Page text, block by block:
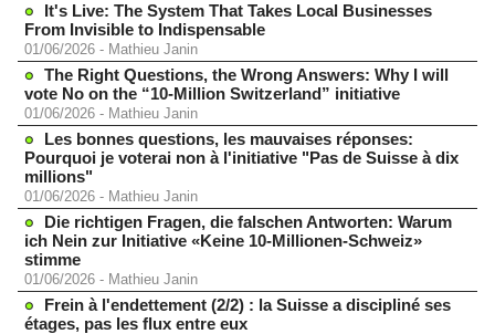
It's Live: The System That Takes Local Businesses
From Invisible to Indispensable
01/06/2026 - Mathieu Janin
The Right Questions, the Wrong Answers: Why I will
vote No on the “10-Million Switzerland” initiative
01/06/2026 - Mathieu Janin
Les bonnes questions, les mauvaises réponses:
Pourquoi je voterai non à l'initiative "Pas de Suisse à dix
millions"
01/06/2026 - Mathieu Janin
Die richtigen Fragen, die falschen Antworten: Warum
ich Nein zur Initiative «Keine 10-Millionen-Schweiz»
stimme
01/06/2026 - Mathieu Janin
Frein à l'endettement (2/2) : la Suisse a discipliné ses
étages, pas les flux entre eux